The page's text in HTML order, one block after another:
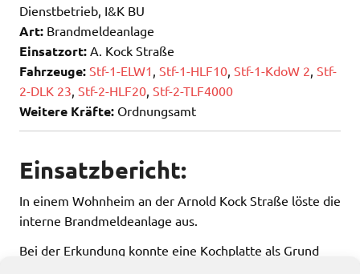
Dienstbetrieb, I&K BU
Art: Brandmeldeanlage
Einsatzort: A. Kock Straße
Fahrzeuge: Stf-1-ELW1 Stf-1-HLF10 Stf-1-KdoW 2 Stf-
2-DLK 23 Stf-2-HLF20 Stf-2-TLF4000
Weitere Kräfte: Ordnungsamt
Einsatzbericht:
In einem Wohnheim an der Arnold Kock Straße löste die
interne Brandmeldeanlage aus.
Bei der Erkundung konnte eine Kochplatte als Grund